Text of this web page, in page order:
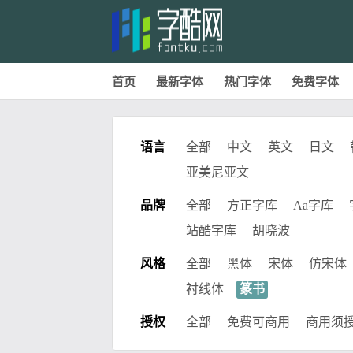
首页 最新字体 热门字体 免费字体
语言 全部 中文 英文 日文
亚美尼亚文
品牌 全部 方正字库 Aa字库
站酷字库
胡晓波
风格 全部 黑体 宋体
仿宋体
衬线体
篆书
授权 全部 免费可商用 商用须